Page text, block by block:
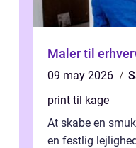
Maler til
09 may 2026
print til kage
At skabe en
en festlig